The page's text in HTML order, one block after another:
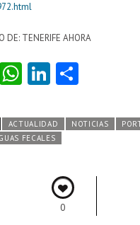
DE: TENERIFE AHORA
T W
ts
A
Li
e
dI
m
ACTUALIDAD NOTICIAS
FECALES
0